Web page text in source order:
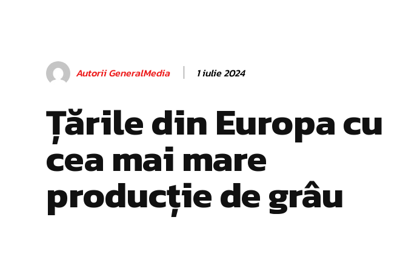
Autorii GeneralMedia 1 iulie 2024
Țările din Europa cu
cea mai mare
producție de grâu